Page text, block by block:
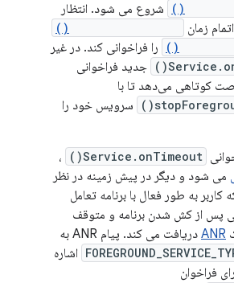
شروع می شود. انتظار
زمان
را فراخوانی کند. در غیر
جدید فراخوانی
کوتاهی می‌دهد تا با
سرویس خود را
Service.onTimeout()
،
می شود و دیگر در پیش زمینه در نظر
به طور فعال با برنامه تعامل
پس از کش شدن برنامه و متوقف
ANR دریافت می کند. پیام ANR به
اشاره
فراخوان